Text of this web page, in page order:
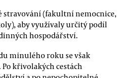
stravování (fakultní nemocnice,
aby využívaly určitý podíl
hospodářství.
minulého roku se však
křivolakých cestách